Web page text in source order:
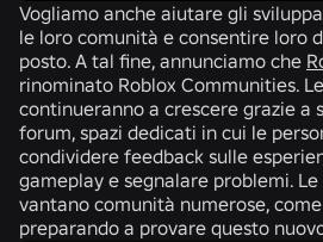
Vogliamo anche aiutare gli
le loro comunità e consentire loro
posto. A tal fine, annunciamo che
rinominato Roblox Communities.
continueranno a crescere grazie a
forum, spazi dedicati in cui le
condividere feedback sulle
gameplay e segnalare problemi.
vantano comunità numerose, come
preparando a provare questo